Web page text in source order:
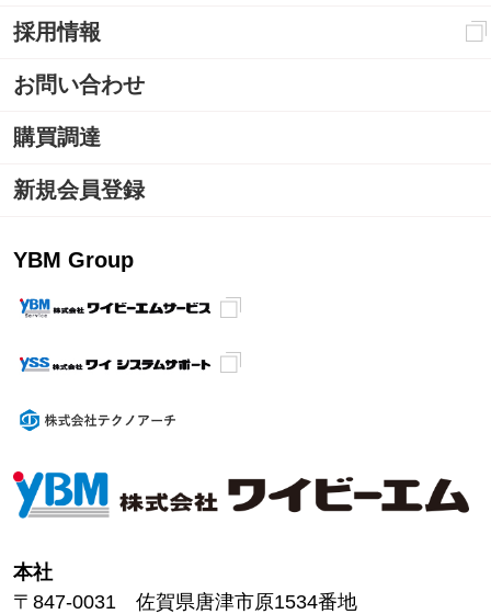
採用情報
お問い合わせ
購買調達
新規会員登録
YBM Group
本社
〒847-0031 佐賀県唐津市原1534番地